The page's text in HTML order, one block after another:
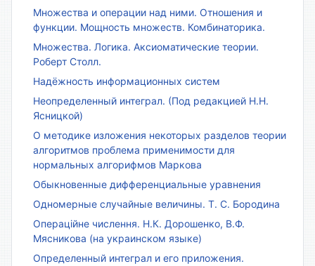
Множества и операции над ними. Отношения и
функции. Мощность множеств. Комбинаторика.
Множества. Логика. Аксиоматические теории.
Роберт Столл.
Надёжность информационных систем
Неопределенный интеграл. (Под редакцией Н.Н.
Ясницкой)
О методике изложения некоторых разделов теории
алгоритмов проблема применимости для
нормальных алгорифмов Маркова
Обыкновенные дифференциальные уравнения
Одномерные случайные величины. Т. С. Бородина
Операційне числення. Н.К. Дорошенко, В.Ф.
Мясникова (на украинском языке)
Определенный интеграл и его приложения.